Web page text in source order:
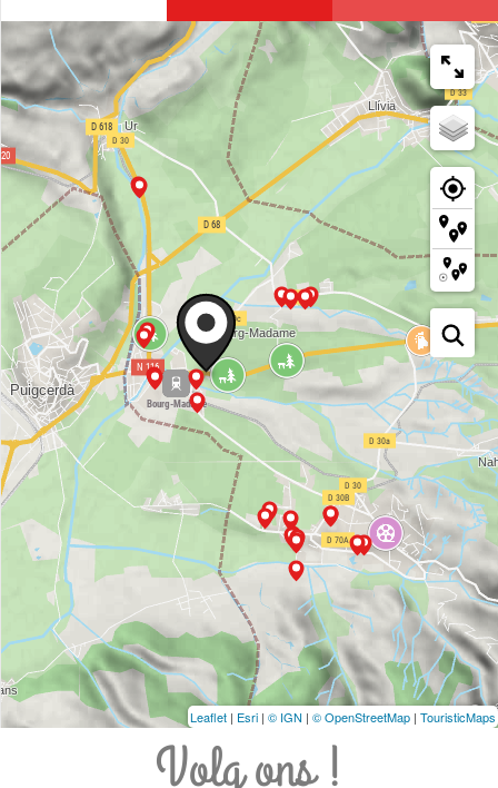
Leaflet | Esri | © IGN | © OpenStreetMap | TouristicMaps
Volg ons !